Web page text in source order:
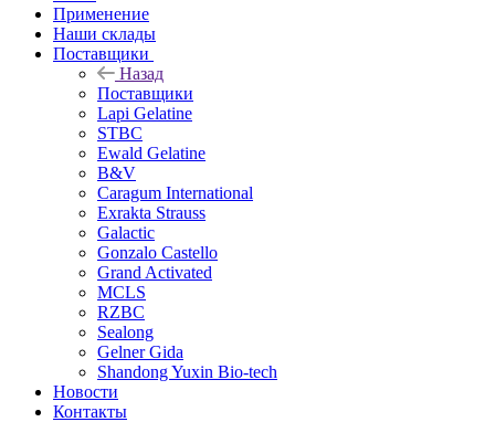
Применение
Наши склады
Поставщики
Назад
Поставщики
Lapi Gelatine
STBC
Ewald Gelatine
B&V
Caragum International
Exrakta Strauss
Galactic
Gonzalo Castello
Grand Activated
MCLS
RZBC
Sealong
Gelner Gida
Shandong Yuxin Bio-tech
Новости
Контакты